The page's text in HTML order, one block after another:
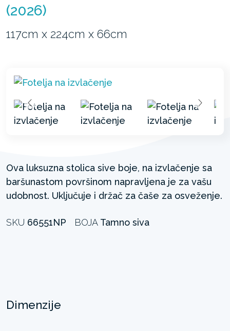
(2026)
117cm x 224cm x 66cm
Ova luksuzna stolica sive boje, na izvlačenje sa
baršunastom površinom napravljena je za vašu
udobnost. Uključuje i držač za čaše za osveženje.
SKU 66551NP BOJA Tamno siva
Dimenzije